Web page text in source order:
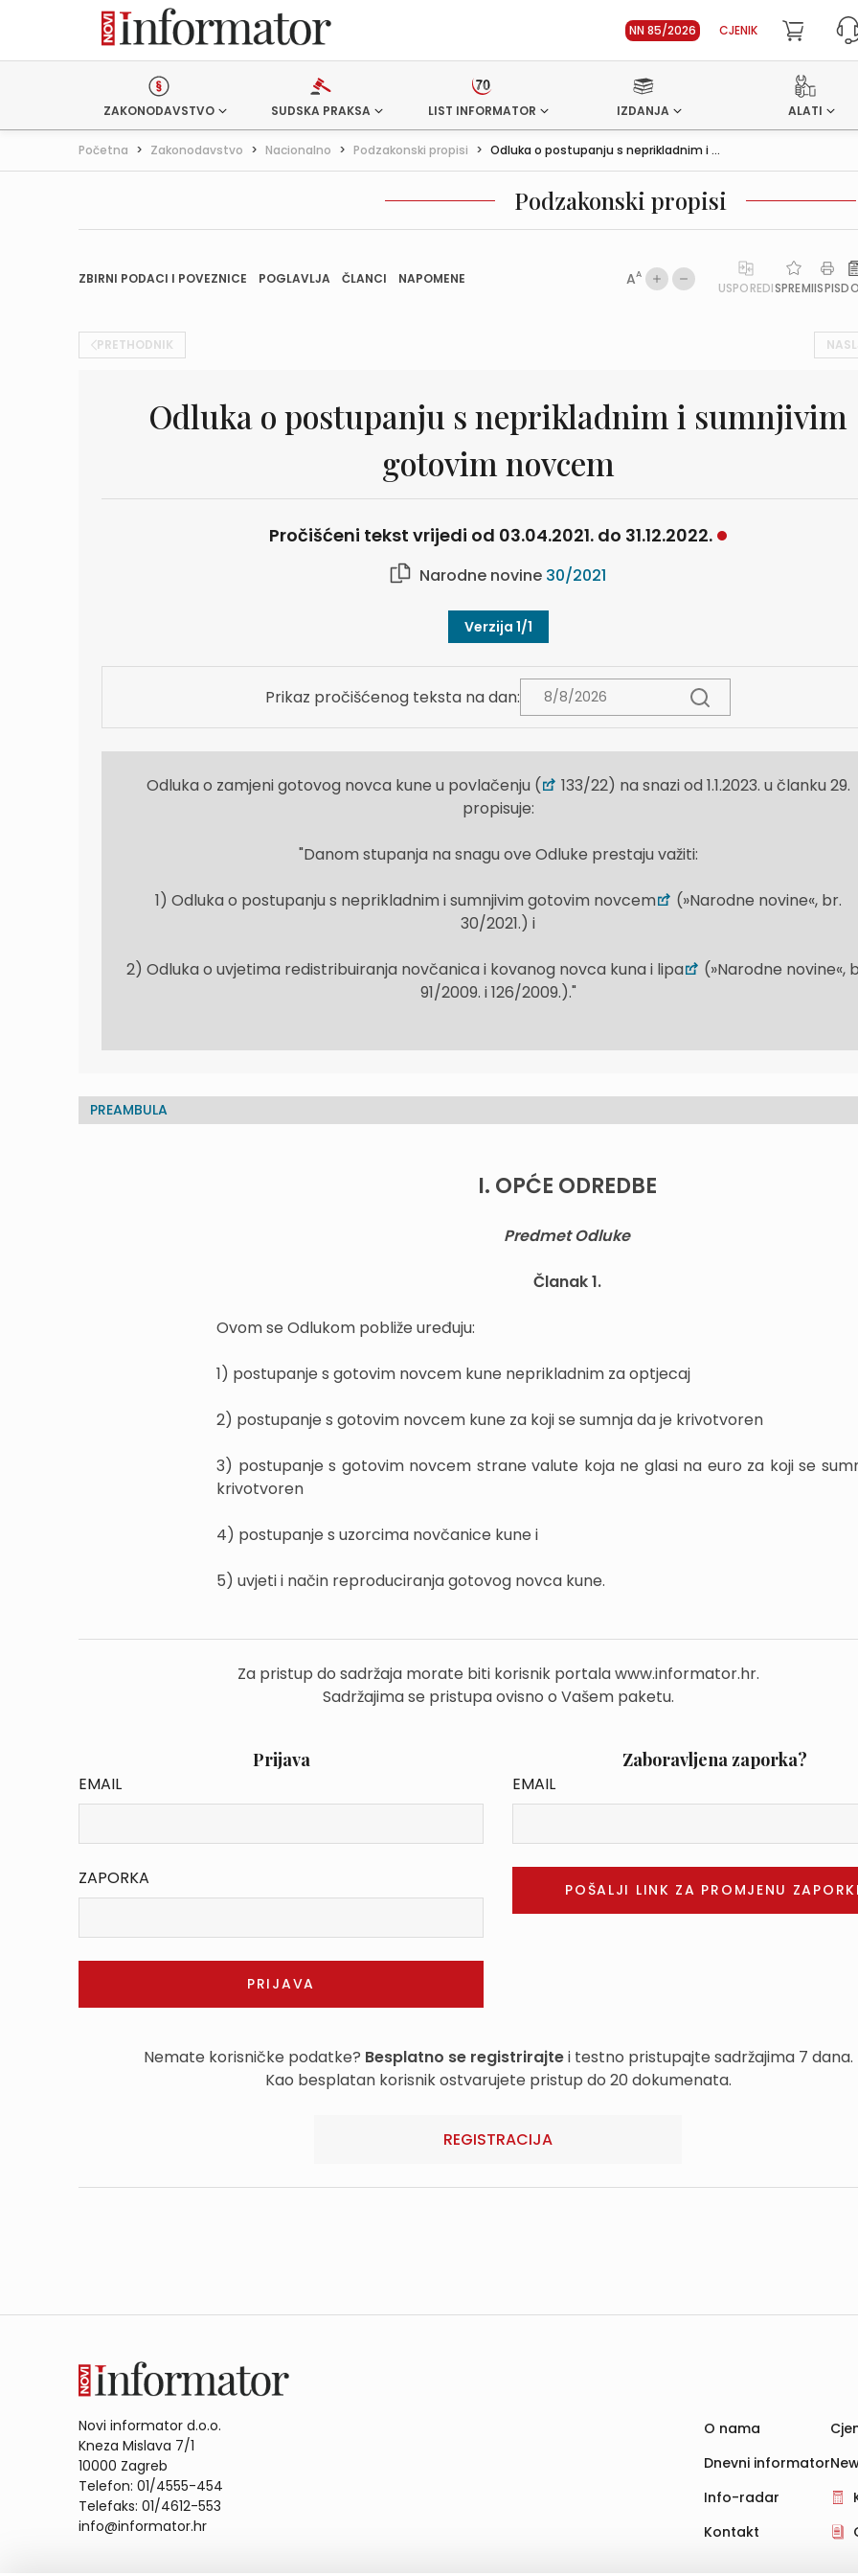
NN 85/2026 CJENIK
ZAKONODAVSTVO SUDSKA PRAKSA LIST INFORMATOR IZDANJA ALATI
Početna > Zakonodavstvo > Nacionalno > Podzakonski propisi > Odluka o postupanju s neprikladnim i ...
Podzakonski propisi
ZBIRNI PODACI I POVEZNICE POGLAVLJA ČLANCI NAPOMENE AA
USPOREDISPREMIISPIS
PRETHODNIK
Odluka o postupanju s neprikladnim i sumnjivim
gotovim novcem
Pročišćeni tekst vrijedi od 03.04.2021. do 31.12.2022.
Narodne novine 30/2021
Verzija 1/1
Prikaz pročišćenog teksta na dan:
Odluka o zamjeni gotovog novca kune u povlačenju (
133/22) na snazi od 1.1.2023. u članku 29.
propisuje:
"Danom stupanja na snagu ove Odluke prestaju važiti:
1) Odluka o postupanju s neprikladnim i sumnjivim gotovim novcem
(»Narodne novine«, br.
30/2021.) i
2) Odluka o uvjetima redistribuiranja novčanica i kovanog novca kuna i lipa
(»Narodne novine«,
91/2009. i 126/2009.)."
PREAMBULA
I. OPĆE ODREDBE
Predmet Odluke
Članak 1.
Ovom se Odlukom pobliže uređuju:
1) postupanje s gotovim novcem kune neprikladnim za optjecaj
2) postupanje s gotovim novcem kune za koji se sumnja da je krivotvoren
3) postupanje s gotovim novcem strane valute koja ne glasi na euro za koji se
krivotvoren
4) postupanje s uzorcima novčanice kune i
5) uvjeti i način reproduciranja gotovog novca kune.
Za pristup do sadržaja morate biti korisnik portala www.informator.hr.
Sadržajima se pristupa ovisno o Vašem paketu.
Prijava
EMAIL
ZAPORKA
Zaboravljena zaporka?
EMAIL
Nemate korisničke podatke? Besplatno se registrirajtei testno pristupajte sadržajima 7 dana.
Kao besplatan korisnik ostvarujete pristup do 20 dokumenata.
REGISTRACIJA
Novi informator d.o.o.
Kneza Mislava 7/1
10000 Zagreb
Telefon: 01/4555-454
Telefaks: 01/4612-553
info@informator.hr
O nama
Dnevni informator
Info-radar
Kontakt